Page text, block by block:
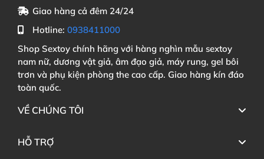
Giao hàng cả đêm 24/24
Hotline: 0938411000
Shop Sextoy chính hãng với hàng nghìn mẫu sextoy
nam nữ, dương vật giả, âm đạo giả, máy rung, gel bôi
trơn và phụ kiện phòng the cao cấp. Giao hàng kín đáo
toàn quốc.
VỀ CHÚNG TÔI
HỖ TRỢ